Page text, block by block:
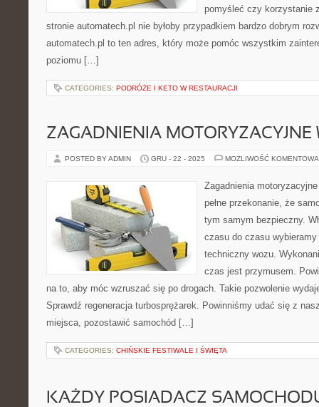
pomyśleć czy korzystanie
stronie automatech.pl nie byłoby przypadkiem bardzo dobrym
automatech.pl to ten adres, który może pomóc wszystkim
poziomu […]
CATEGORIES: PODRÓŻE I KETO W RESTAURACJI
ZAGADNIENIA MOTORYZACYJNE
POSTED BY ADMIN GRU - 22 - 2025 MOŻLIWOŚĆ
Zagadnienia
pełne przekonanie, że
tym samym bezpieczny.
czasu do czasu
techniczny wozu.
czas jest przymusem.
na to, aby móc wzruszać się po drogach. Takie pozwolenie
Sprawdź regeneracja turbosprężarek. Powinniśmy udać się z
miejsca, pozostawić samochód […]
CATEGORIES: CHIŃSKIE FESTIWALE I ŚWIĘTA
KAŻDY POSIADACZ